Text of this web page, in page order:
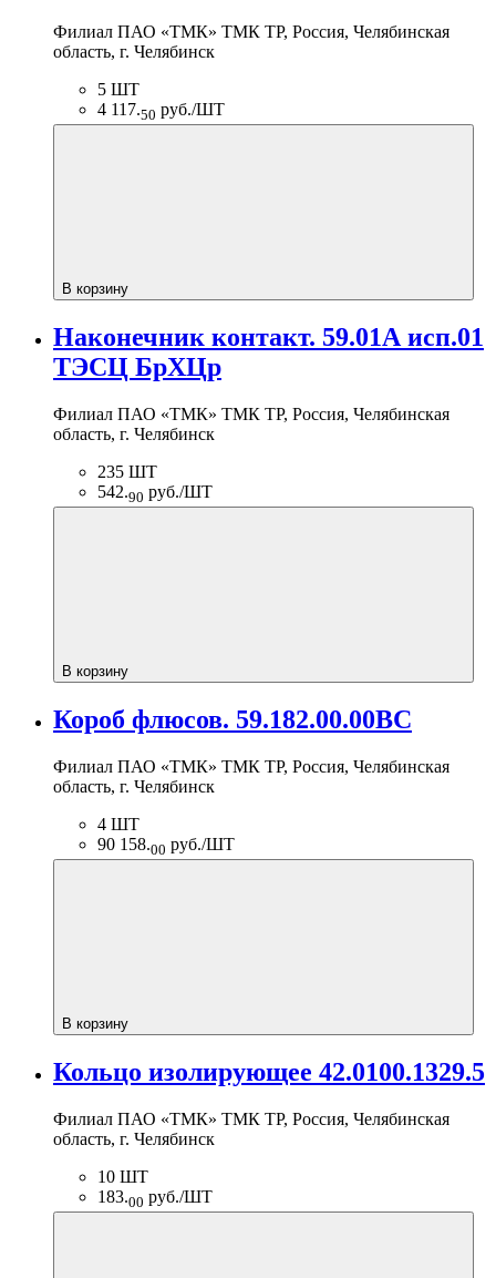
Филиал ПАО «ТМК» ТМК ТР, Россия, Челябинская
область, г. Челябинск
5 ШТ
4 117.50 руб./ШТ
В корзину
Наконечник контакт. 59.01А исп.01
ТЭСЦ БрХЦр
Филиал ПАО «ТМК» ТМК ТР, Россия, Челябинская
область, г. Челябинск
235 ШТ
542.90 руб./ШТ
В корзину
Короб флюсов. 59.182.00.00ВС
Филиал ПАО «ТМК» ТМК ТР, Россия, Челябинская
область, г. Челябинск
4 ШТ
90 158.00 руб./ШТ
В корзину
Кольцо изолирующее 42.0100.1329.5
Филиал ПАО «ТМК» ТМК ТР, Россия, Челябинская
область, г. Челябинск
10 ШТ
183.00 руб./ШТ